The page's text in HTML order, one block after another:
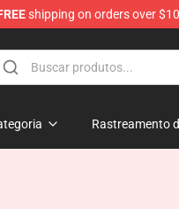
shipping on orders over
Rastreamento